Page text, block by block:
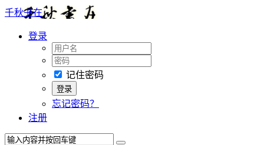
千秋书在
登录
记住密码
忘记密码？
注册